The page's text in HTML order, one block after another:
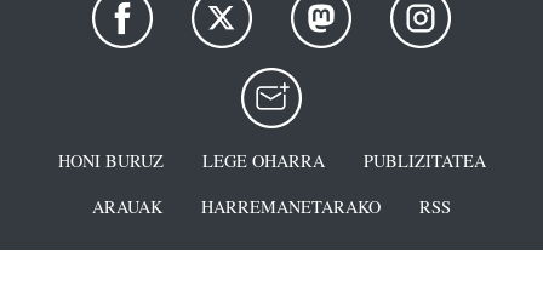
HONI BURUZ LEGE OHARRA
PUBLIZITATEA
ARAUAK
HARREMANETARAKO RSS